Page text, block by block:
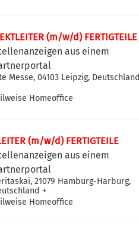
(m/w/d) FERTIGTEILE
aus einem
Messe, 04103 Leipzig, Deutschland
Homeoffice
(m/w/d) FERTIGTEILE
aus einem
21079 Hamburg-Harburg,
+
Homeoffice